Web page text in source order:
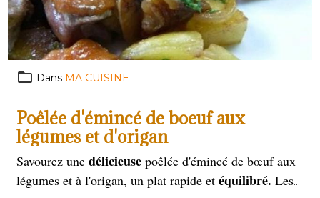
Dans MA CUISINE
Poêlée d'émincé de boeuf aux
légumes et d'origan
Savourez une délicieuse poêlée d'émincé de bœuf aux
légumes et à l'origan, un plat rapide et équilibré. Les